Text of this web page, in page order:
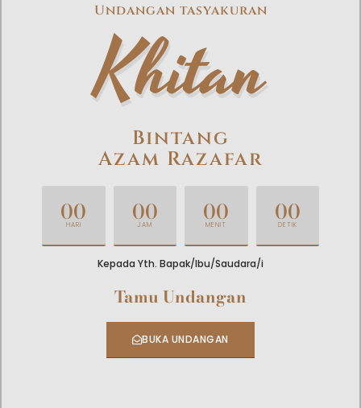
Undangan tasyakuran
Khitan
Bintang
Azam Razafar
00
HARI 00
JAM 00
MENIT 00
DETIK
Kepada Yth. Bapak/Ibu/Saudara/i
Tamu Undangan
BUKA UNDANGAN